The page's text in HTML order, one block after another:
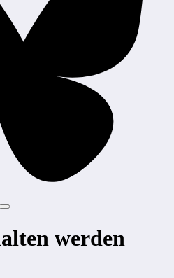
werden